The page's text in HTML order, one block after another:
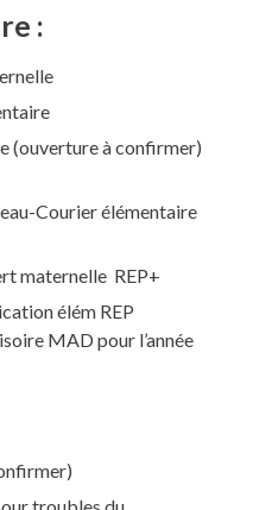
:
(ouverture à confirmer)
Courier élémentaire
maternelle REP+
élém REP
MAD pour l’année